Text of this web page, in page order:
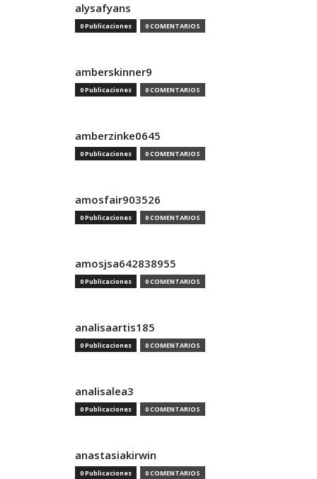
alysafyans
0 Publicaciones 0 COMENTARIOS
amberskinner9
0 Publicaciones 0 COMENTARIOS
amberzinke0645
0 Publicaciones 0 COMENTARIOS
amosfair903526
0 Publicaciones 0 COMENTARIOS
amosjsa642838955
0 Publicaciones 0 COMENTARIOS
analisaartis185
0 Publicaciones 0 COMENTARIOS
analisalea3
0 Publicaciones 0 COMENTARIOS
anastasiakirwin
0 Publicaciones 0 COMENTARIOS